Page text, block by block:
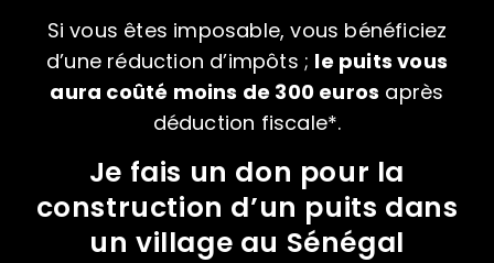
Si vous êtes imposable, vous bénéficiez
d’une réduction d’impôts ; le puits vous
aura coûté moins de 300 euros après
déduction fiscale*.
Je fais un don pour la
construction d’un puits dans
un village au Sénégal